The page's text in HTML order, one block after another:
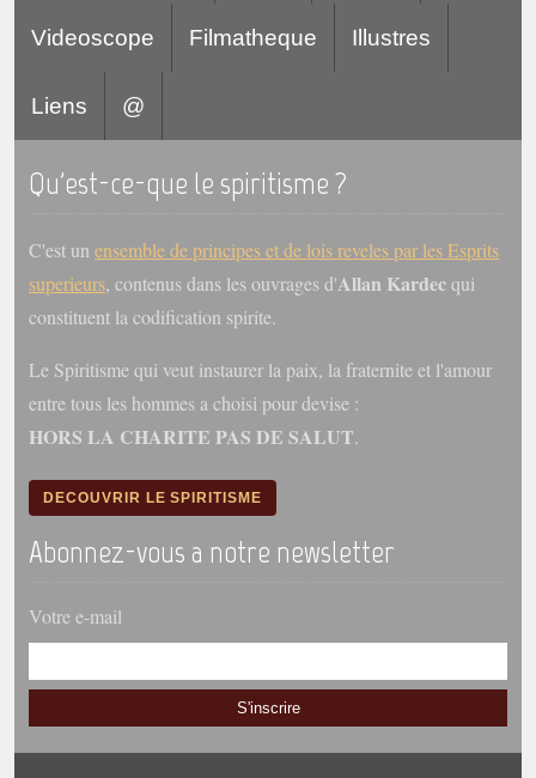
Vidéos courtes de Divaldo
Belgique, Lux. et Canada
Fédérations spirites
Videoscope Filmatheque Illustres
Liens @
Qu'est-ce-que le spiritisme ?
C'est un ensemble de principes et de lois reveles par les Esprits
superieurs, contenus dans les ouvrages d'Allan Kardecqui
constituent la codification spirite.
Le Spiritisme qui veut instaurer la paix, la fraternite et l'amour
entre tous les hommes a choisi pour devise :
HORS LA CHARITE PAS DE SALUT.
DECOUVRIR LE SPIRITISME
Abonnez-vous a notre newsletter
Votre e-mail
S'inscrire